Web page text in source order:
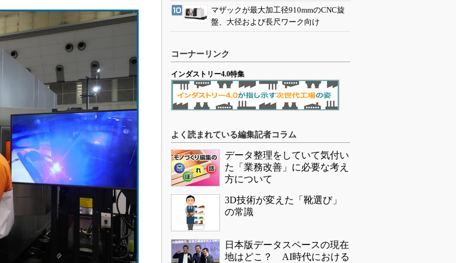
マザックが最大加工径910mmのCNC旋
盤、大径および長尺ワーク向け
コーナーリンク
インダストリー4.0特集
よく読まれている編集記者コラム
データ整理をしていて気付い
た「業務改善」に必要な考え
方について
3D技術が変えた「靴選び」
の常識
日本版データスペースの現在
地はどこ？ AI時代における